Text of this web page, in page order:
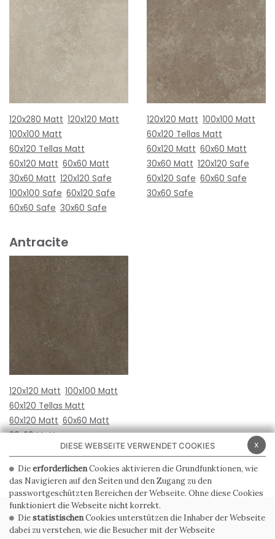
120x280 Matt 120x120 Matt
100x100 Matt
60x120 Tellas Matt
60x120 Matt 60x60 Matt
30x60 Matt 120x120 Safe
100x100 Safe 60x120 Safe
60x60 Safe 30x60 Safe
120x120 Matt 100x100 Matt
60x120 Tellas Matt
60x120 Matt 60x60 Matt
30x60 Matt 120x120 Safe
60x120 Safe 60x60 Safe
30x60 Safe
Antracite
120x120 Matt 100x100 Matt
60x120 Tellas Matt
60x120 Matt 60x60 Matt
30x60 Matt
PRIVACY POLICY COOKIE POLICY
x
DIESE WEBSEITE VERWENDET COOKIES
DieerforderlichenCookies aktivieren die Grundfunktionen, wie
das Navigieren auf den Seiten und den Zugang zu den
passwortgeschützten Bereichen der Webseite. Ohne diese Cookies
funktioniert die Webseite nicht korrekt.
DiestatistischenCookies unterstützen die Inhaber der Webseite
dabei zu verstehen, wie die Besucher mit der Webseite